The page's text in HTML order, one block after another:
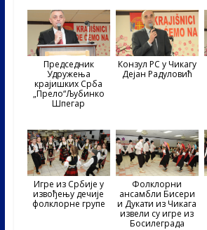
Председник
Удружења
крајишких Срба
„Прело“Љубинко
Шпегар
Конзул РС у Чикагу
Дејан Радуловић
Игре из Србије у
извођењу дечије
фолклорне групе
Фолклорни
ансамбли Бисери
и Дукати из Чикага
извели су игре из
Босилеграда